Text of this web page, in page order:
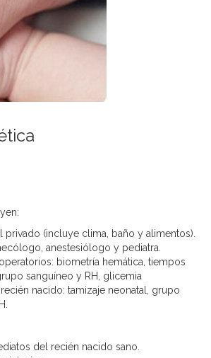
privado (incluye clima, baño y alimentos).
anestesiólogo y pediatra.
biometría hemática, tiempos
sanguíneo y RH, glicemia
nacido: tamizaje neonatal, grupo
del recién nacido sano.